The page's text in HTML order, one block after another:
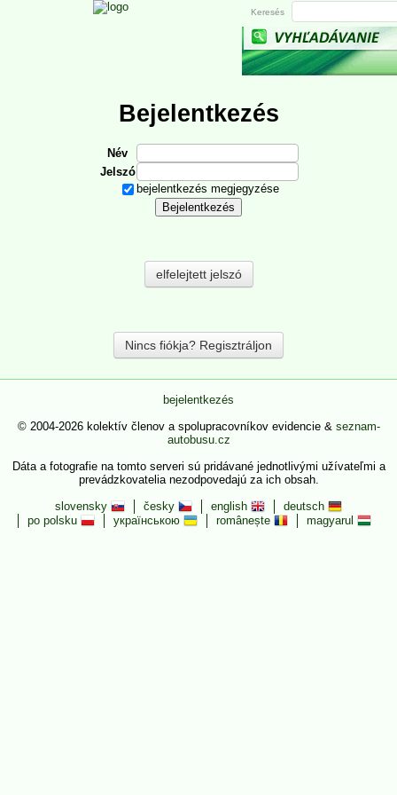
Bejelentkezés
Név
Jelszó
bejelentkezés megjegyzése
elfelejtett jelszó
Nincs fiókja? Regisztráljon
Keresés
bejelentkezés
© 2004-2026 kolektív členov a spolupracovníkov evidencie & seznam-
autobusu.cz
Dáta a fotografie na tomto serveri sú pridávané jednotlivými užívateľmi a
prevádzkovatelia nezodpovedajú za ich obsah.
slovensky
česky english
deutsch
po polsku
українською românește magyarul